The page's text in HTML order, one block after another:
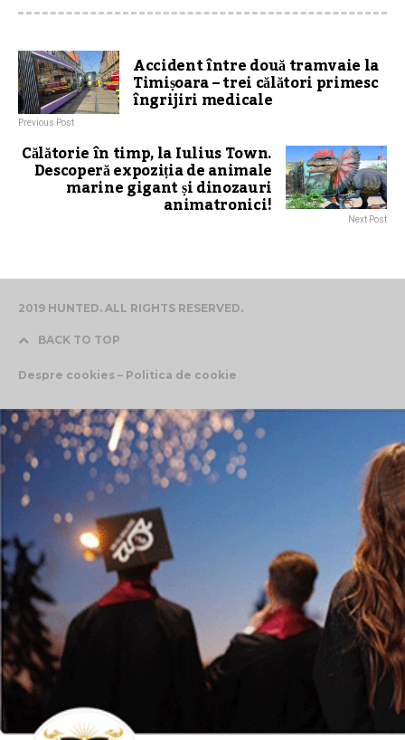
Accident între două tramvaie la
Timișoara – trei călători primesc
îngrijiri medicale
Previous Post
Călătorie în timp, la Iulius Town.
Descoperă expoziția de animale
marine gigant și dinozauri
animatronici! Next Post
2019 HUNTED. ALL RIGHTS RESERVED.
BACK TO TOP
Despre cookies – Politica de cookie